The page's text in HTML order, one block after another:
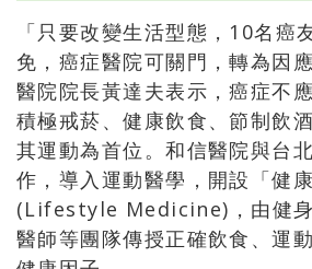
「只要改變生活型態，10名癌
免，癌症醫院可關門，轉為因
醫院院長黃達夫表示，癌症不
積極戒菸、健康飲食、節制飲
其運動為首位。和信醫院與台
作，導入運動醫學，開設「健康
(Lifestyle Medicine)，由健身
醫師等團隊傳授正確飲食、運